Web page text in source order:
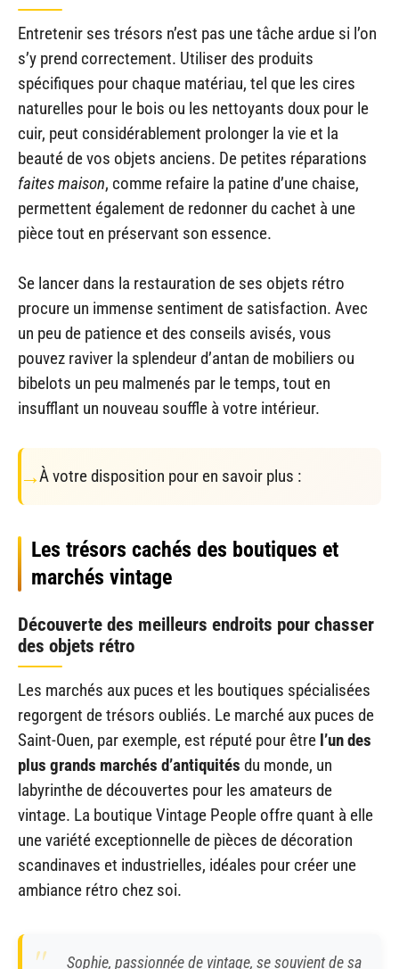
Entretenir ses trésors n’est pas une tâche ardue si l’on
s’y prend correctement. Utiliser des produits
spécifiques pour chaque matériau, tel que les cires
naturelles pour le bois ou les nettoyants doux pour le
cuir, peut considérablement prolonger la vie et la
beauté de vos objets anciens. De petites réparations
faites maison, comme refaire la patine d’une chaise,
permettent également de redonner du cachet à une
pièce tout en préservant son essence.
Se lancer dans la restauration de ses objets rétro
procure un immense sentiment de satisfaction. Avec
un peu de patience et des conseils avisés, vous
pouvez raviver la splendeur d’antan de mobiliers ou
bibelots un peu malmenés par le temps, tout en
insufflant un nouveau souffle à votre intérieur.
À votre disposition pour en savoir plus :
Les trésors cachés des boutiques et
marchés vintage
Découverte des meilleurs endroits pour chasser
des objets rétro
Les marchés aux puces et les boutiques spécialisées
regorgent de trésors oubliés. Le marché aux puces de
Saint-Ouen, par exemple, est réputé pour être l’un des
plus grands marchés d’antiquités du monde, un
labyrinthe de découvertes pour les amateurs de
vintage. La boutique Vintage People offre quant à elle
une variété exceptionnelle de pièces de décoration
scandinaves et industrielles, idéales pour créer une
ambiance rétro chez soi.
Sophie, passionnée de vintage, se souvient de sa